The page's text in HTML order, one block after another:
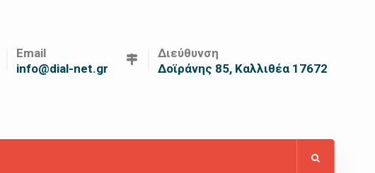
Email
info@dial-net.gr
Διεύθυνση
Δοϊράνης 85, Καλλιθέα 17672